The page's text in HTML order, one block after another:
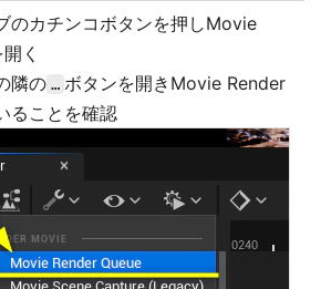
のカチンコボタンを押しMovie
く
隣の … ボタンを開きMovie Render
ることを確認